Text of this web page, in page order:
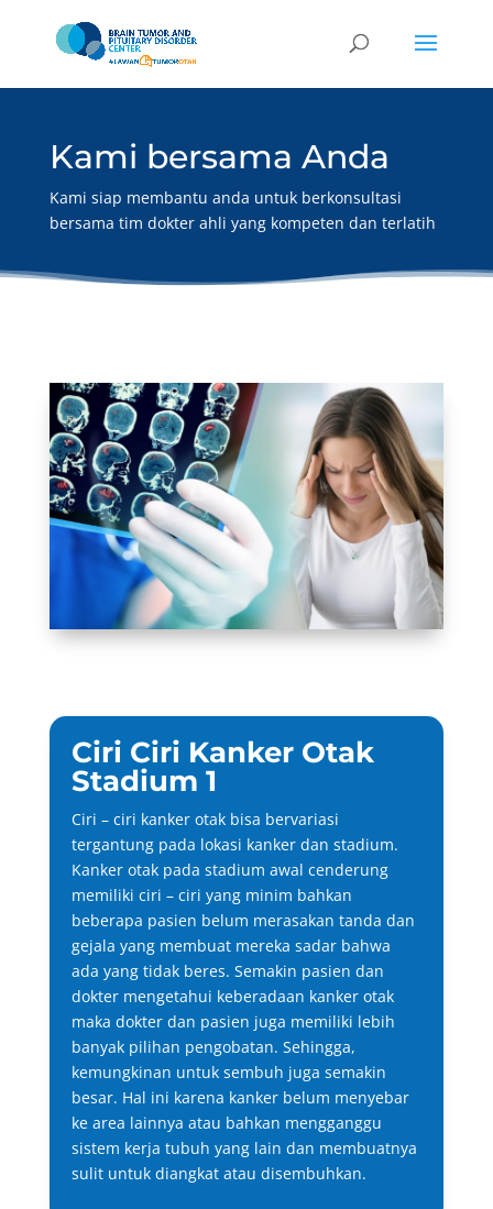
Kami bersama Anda
Kami siap membantu anda untuk berkonsultasi
bersama tim dokter ahli yang kompeten dan terlatih
Ciri Ciri Kanker Otak
Stadium 1
Ciri – ciri kanker otak bisa bervariasi
tergantung pada lokasi kanker dan stadium.
Kanker otak pada stadium awal cenderung
memiliki ciri – ciri yang minim bahkan
beberapa pasien belum merasakan tanda dan
gejala yang membuat mereka sadar bahwa
ada yang tidak beres. Semakin pasien dan
dokter mengetahui keberadaan kanker otak
maka dokter dan pasien juga memiliki lebih
banyak pilihan pengobatan. Sehingga,
kemungkinan untuk sembuh juga semakin
besar. Hal ini karena kanker belum menyebar
ke area lainnya atau bahkan mengganggu
sistem kerja tubuh yang lain dan membuatnya
sulit untuk diangkat atau disembuhkan.